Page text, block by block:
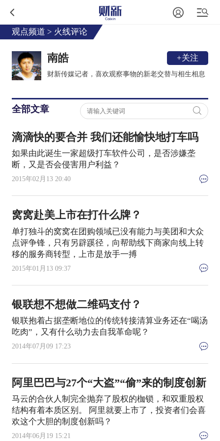
观点频道 > 火线评论
南皓 +关注
财新传媒记者，喜欢观察事物的新老交替与相生相息
全部文章
滴滴快的要合并 我们还能愉快地打车吗
如果由此诞生一家超级打车软件公司，是否涉嫌垄
断，又是否会侵害用户利益？
2015年02月13 20:40
窝窝赴美上市在打什么牌？
单打独斗的窝窝在团购领域已没有能力与美团和大众
点评争锋，只有另辟蹊径，向帮助线下商家向线上转
移的服务商转型，上市是放手一搏
2015年01月13 09:37
银联想不想做二维码支付？
银联抱着占据垄断地位的传统转接清算业务还在“喝汤
吃肉”，又有什么动力去自我革命呢？
2014年07月09 17:23
阿里巴巴与27个“大盗”“偷”来的制度创新
马云的合伙人制完全抛弃了股权的枷锁，和双重股权
结构有着本质区别。 阿里就要上市了，投资者们会喜
欢这个大胆的制度创新吗？
2014年06月19 15:21